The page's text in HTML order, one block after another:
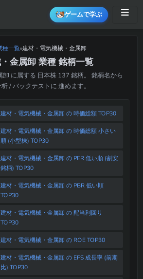
ゲームで学ぶ
種一覧»建材・電気機械・金属卸
金属卸 業種 銘柄一覧
に属する 日本株 137 銘柄。 銘柄名から
/ バックテストに 進めます。
建材・電気機械・金属卸 の 時価総額 TOP30
建材・電気機械・金属卸 の 時価総額 小さい
順 (小型株) TOP30
建材・電気機械・金属卸 の PER 低い順 (割安
銘柄) TOP30
建材・電気機械・金属卸 の PBR 低い順
TOP30
建材・電気機械・金属卸 の 配当利回り
TOP30
建材・電気機械・金属卸 の ROE TOP30
建材・電気機械・金属卸 の EPS 成長率 (前期
比) TOP30